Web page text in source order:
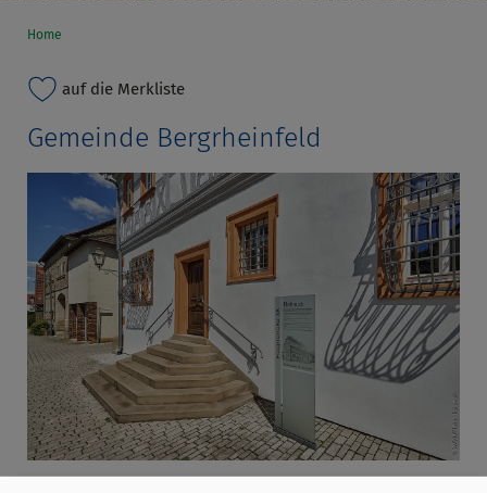
Home
auf die Merkliste
Gemeinde Bergrheinfeld